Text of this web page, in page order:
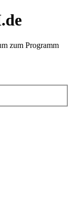
zum Programm